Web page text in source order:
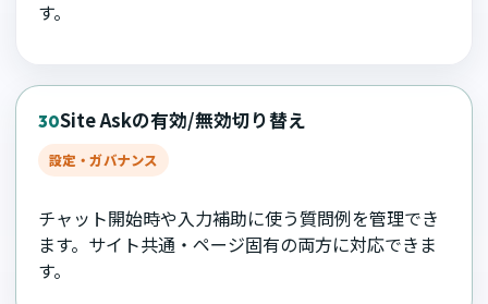
す。
30Site Askの有効/無効切り替え
設定・ガバナンス
チャット開始時や入力補助に使う質問例を管理でき
ます。サイト共通・ページ固有の両方に対応できま
す。